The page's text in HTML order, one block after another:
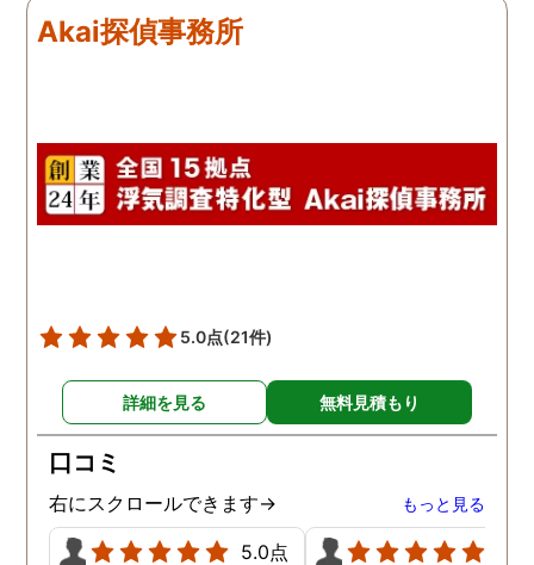
しろ最初の相談の段階が
Akai探偵事務所
5.0点(21件)
詳細を見る 無料見積もり
口コミ
右にスクロールできます→ もっと見る
5.0点